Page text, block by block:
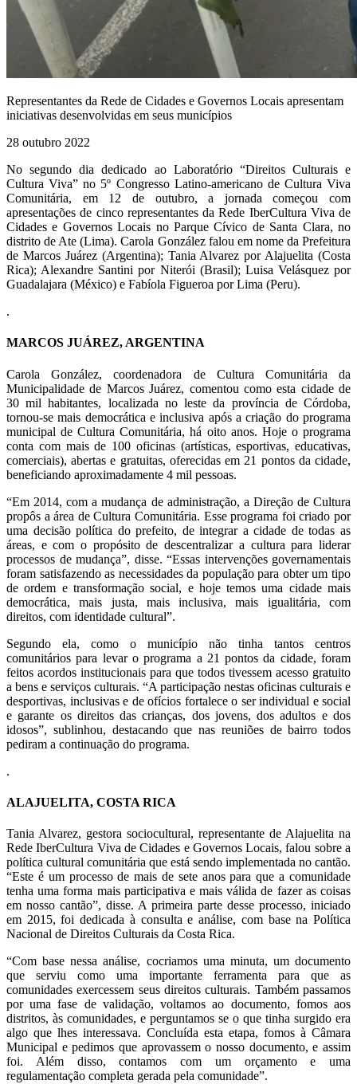
Representantes da Rede de Cidades e Governos Locais apresentam
iniciativas desenvolvidas em seus municípios
28 outubro 2022
No segundo dia dedicado ao Laboratório “Direitos Culturais e
Cultura Viva” no 5º Congresso Latino-americano de Cultura Viva
Comunitária, em 12 de outubro, a jornada começou com
apresentações de cinco representantes da Rede IberCultura Viva de
Cidades e Governos Locais no Parque Cívico de Santa Clara, no
distrito de Ate (Lima). Carola González falou em nome da Prefeitura
de Marcos Juárez (Argentina); Tania Alvarez por Alajuelita (Costa
Rica); Alexandre Santini por Niterói (Brasil); Luisa Velásquez por
Guadalajara (México) e Fabíola Figueroa por Lima (Peru).
.
MARCOS JUÁREZ, ARGENTINA
Carola González, coordenadora de Cultura Comunitária da
Municipalidade de Marcos Juárez, comentou como esta cidade de
30 mil habitantes, localizada no leste da província de Córdoba,
tornou-se mais democrática e inclusiva após a criação do programa
municipal de Cultura Comunitária, há oito anos. Hoje o programa
conta com mais de 100 oficinas (artísticas, esportivas, educativas,
comerciais), abertas e gratuitas, oferecidas em 21 pontos da cidade,
beneficiando aproximadamente 4 mil pessoas.
“Em 2014, com a mudança de administração, a Direção de Cultura
propôs a área de Cultura Comunitária. Esse programa foi criado por
uma decisão política do prefeito, de integrar a cidade de todas as
áreas, e com o propósito de descentralizar a cultura para liderar
processos de mudança”, disse. “Essas intervenções governamentais
foram satisfazendo as necessidades da população para obter um tipo
de ordem e transformação social, e hoje temos uma cidade mais
democrática, mais justa, mais inclusiva, mais igualitária, com
direitos, com identidade cultural”.
Segundo ela, como o município não tinha tantos centros
comunitários para levar o programa a 21 pontos da cidade, foram
feitos acordos institucionais para que todos tivessem acesso gratuito
a bens e serviços culturais. “A participação nestas oficinas culturais e
desportivas, inclusivas e de ofícios fortalece o ser individual e social
e garante os direitos das crianças, dos jovens, dos adultos e dos
idosos”, sublinhou, destacando que nas reuniões de bairro todos
pediram a continuação do programa.
.
ALAJUELITA, COSTA RICA
Tania Alvarez, gestora sociocultural, representante de Alajuelita na
Rede IberCultura Viva de Cidades e Governos Locais, falou sobre a
política cultural comunitária que está sendo implementada no cantão.
“Este é um processo de mais de sete anos para que a comunidade
tenha uma forma mais participativa e mais válida de fazer as coisas
em nosso cantão”, disse. A primeira parte desse processo, iniciado
em 2015, foi dedicada à consulta e análise, com base na Política
Nacional de Direitos Culturais da Costa Rica.
“Com base nessa análise, cocriamos uma minuta, um documento
que serviu como uma importante ferramenta para que as
comunidades exercessem seus direitos culturais. Também passamos
por uma fase de validação, voltamos ao documento, fomos aos
distritos, às comunidades, e perguntamos se o que tinha surgido era
algo que lhes interessava. Concluída esta etapa, fomos à Câmara
Municipal e pedimos que aprovassem o nosso documento, e assim
foi. Além disso, contamos com um orçamento e uma
regulamentação completa gerada pela comunidade”.